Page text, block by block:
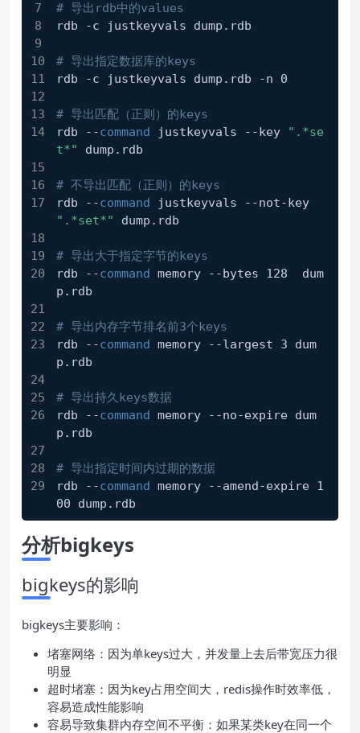
# 导出rdb中的values
rdb -c justkeyvals dump.rdb
# 导出指定数据库的keys
rdb -c justkeyvals dump.rdb -n 0
# 导出匹配（正则）的keys
rdb --command justkeyvals --key
".*se
t*"
dump.rdb
# 不导出匹配（正则）的keys
rdb --command
".*set*"
dump.rdb
# 导出大于指定字节的keys
rdb --command memory --bytes 128  dum
p.rdb
# 导出内存字节排名前3个keys
rdb --command memory --largest 3 dum
p.rdb
# 导出持久keys数据
rdb --command memory --no-expire dum
p.rdb
# 导出指定时间内过期的数据
rdb --command memory --amend-expire 1
00 dump.rdb
分析bigkeys
bigkeys的影响
bigkeys主要影响：
堵塞网络：因为单keys过大，并发量上去后带宽压力很
明显
超时堵塞：因为key占用空间大，redis操作时效率低，
容易造成性能影响
容易导致集群内存空间不平衡：如果某类key在同一个